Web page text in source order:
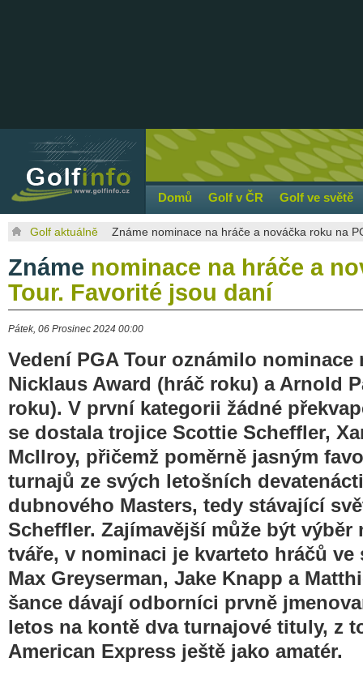
Domů Golf v ČR Golf ve světě
Golf aktuálně Známe nominace na hráče a nováčka roku na
Známe nominace na hráče a
Tour. Favorité jsou daní
Pátek, 06 Prosinec 2024 00:00
Vedení PGA Tour oznámilo nominace
Nicklaus Award (hráč roku) a Arnold
roku). V první kategorii žádné
se dostala trojice Scottie Scheffler,
McIlroy, přičemž poměrně jasným
turnajů ze svých letošních
dubnového Masters, tedy stávající
Scheffler. Zajímavější může být výběr
tváře, v nominaci je kvarteto hráčů
Max Greyserman, Jake Knapp a
šance dávají odborníci prvně
letos na kontě dva turnajové tituly, z
American Express ještě jako amatér.